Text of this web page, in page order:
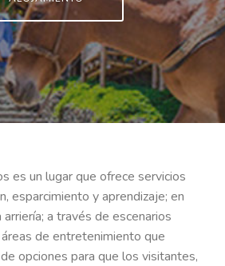
es un lugar que ofrece servicios
esparcimiento y aprendizaje; en
a través de escenarios
de entretenimiento que
opciones para que los visitantes,